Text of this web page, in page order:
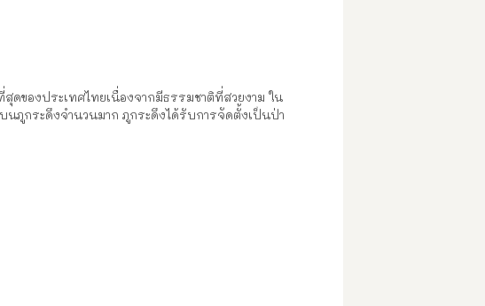
ดของประเทศไทยเนื่องจากมีธรรมชาติที่สวยงาม ใน
ภูกระดึงจำนวนมาก ภูกระดึงได้รับการจัดตั้งเป็นป่า